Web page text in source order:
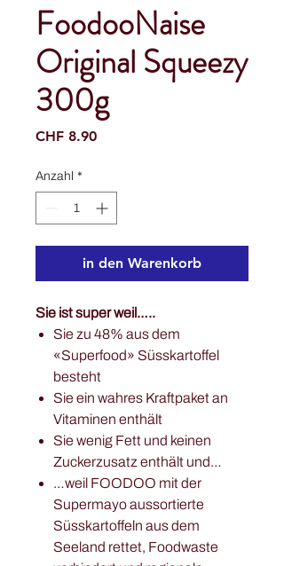
FoodooNaise
Original Squeezy
300g
CHF 8.90Preis
Anzahl *
in den Warenkorb
Sie ist super weil…..
Sie zu 48% aus dem
«Superfood» Süsskartoffel
besteht
Sie ein wahres Kraftpaket an
Vitaminen enthält
Sie wenig Fett und keinen
Zuckerzusatz enthält und…
…weil FOODOO mit der
Supermayo aussortierte
Süsskartoffeln aus dem
Seeland rettet, Foodwaste